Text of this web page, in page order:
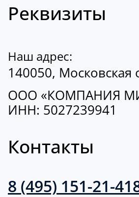
Реквизиты
Наш адрес:
140050,
ООО «КОМПАНИЯ
ИНН: 5027239941
Контакты
8 (495) 151-21-41